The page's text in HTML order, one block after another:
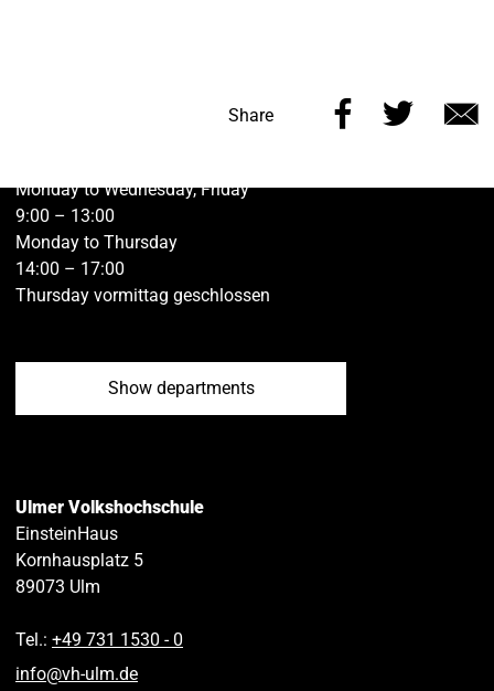
Share
Share
page
Share
page
Monday to Wednesday, Friday
9:00 – 13:00
Monday to Thursday
14:00 – 17:00
Thursday vormittag geschlossen
Show departments
Ulmer Volkshochschule
EinsteinHaus
Kornhausplatz 5
89073 Ulm
Tel.: +49 731 1530 ‑ 0
info@vh-ulm.de